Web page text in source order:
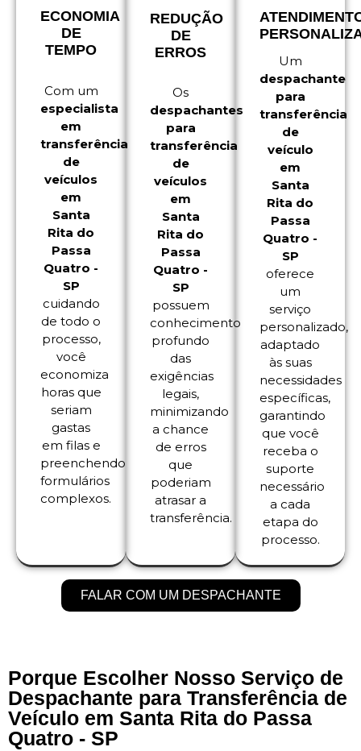
ECONOMIA
DE
TEMPO
Com um
especialista
em
transferência
de
veículos
em
Santa
Rita do
Passa
Quatro -
SP
cuidando
de todo o
processo,
você
economiza
horas que
seriam
gastas
em filas e
preenchendo
formulários
complexos.
REDUÇÃO
DE
ERROS
Os
despachantes
para
transferência
de
veículos
em
Santa
Rita do
Passa
Quatro -
SP
possuem
conhecimento
profundo
das
exigências
legais,
minimizando
a chance
de erros
que
poderiam
atrasar a
transferência.
Um
despachante
para
transferência
de
veículo
em
Santa
Rita do
Passa
Quatro -
SP
oferece
um
serviço
personalizado,
adaptado
às suas
necessidades
específicas,
garantindo
que você
receba o
suporte
necessário
a cada
etapa do
processo.
FALAR COM UM DESPACHANTE
Porque Escolher Nosso Serviço de
Despachante para Transferência de
Veículo em Santa Rita do Passa
Quatro - SP